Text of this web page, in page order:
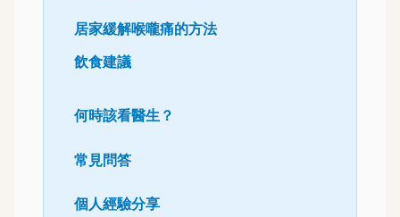
居家緩解喉嚨痛的方法
飲食建議
何時該看醫生？
常見問答
個人經驗分享